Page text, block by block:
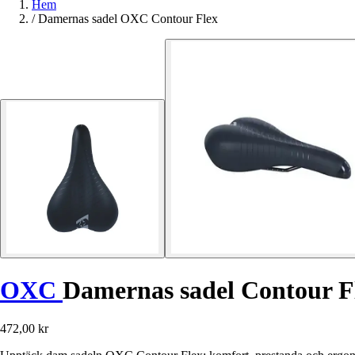
Hem
/ Damernas sadel OXC Contour Flex
OXC Damernas sadel Contour
472,00 kr